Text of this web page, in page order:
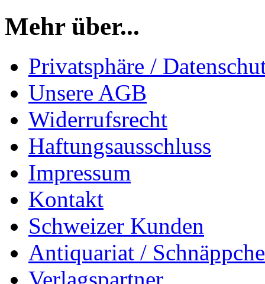
Mehr über...
Privatsphäre /
Unsere AGB
Widerrufsrecht
Haftungsausschluss
Impressum
Kontakt
Schweizer Kunden
Antiquariat /
Verlagspartner